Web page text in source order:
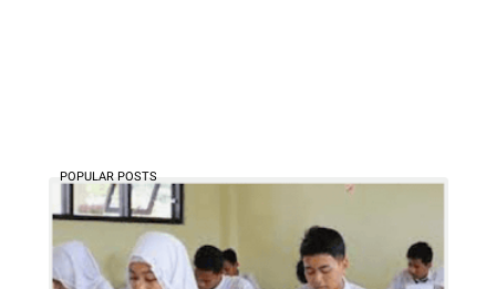
POPULAR POSTS